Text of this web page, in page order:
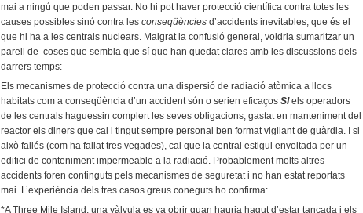
mai a ningú que poden passar. No hi pot haver protecció científica contra totes les
causes possibles sinó contra les conseqüències d’accidents inevitables, que és el
que hi ha a les centrals nuclears. Malgrat la confusió general, voldria sumaritzar un
parell de coses que sembla que sí que han quedat clares amb les discussions dels
darrers temps:
Els mecanismes de protecció contra una dispersió de radiació atòmica a llocs
habitats com a conseqüència d’un accident són o serien eficaços SIels operadors
de les centrals haguessin complert les seves obligacions, gastat en manteniment del
reactor els diners que cal i tingut sempre personal ben format vigilant de guàrdia. I si
això fallés (com ha fallat tres vegades), cal que la central estigui envoltada per un
edifici de conteniment impermeable a la radiació. Probablement molts altres
accidents foren continguts pels mecanismes de seguretat i no han estat reportats
mai. L’experiència dels tres casos greus coneguts ho confirma:
*A Three Mile Island, una vàlvula es va obrir quan hauria hagut d’estar tancada i els